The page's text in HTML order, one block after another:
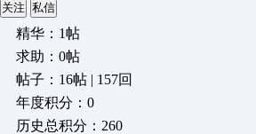
关注 私信
精华：1帖
求助：0帖
帖子：16帖 | 157回
年度积分：0
历史总积分：260